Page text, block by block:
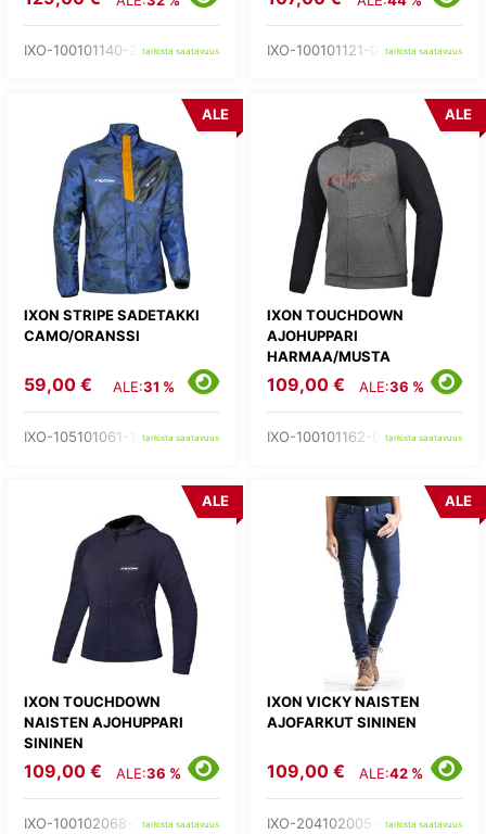
IXO-100101140-27-tarkista saatavuus IXO-100101121-01-tarkista saatavuus
IXON STRIPE SADETAKKI
CAMO/ORANSSI
ALE
59,00 € ALE:31 %
IXO-105101061-18-tarkista saatavuus
IXON TOUCHDOWN
AJOHUPPARI
HARMAA/MUSTA
ALE
109,00 € ALE:36 %
IXO-100101162-03-tarkista saatavuus
IXON TOUCHDOWN
NAISTEN AJOHUPPARI
SININEN
ALE
109,00 € ALE:36 %
IXO-100102068-37-tarkista saatavuus
IXON VICKY NAISTEN
AJOFARKUT SININEN
ALE
109,00 € ALE:42 %
IXO-204102005-04-tarkista saatavuus